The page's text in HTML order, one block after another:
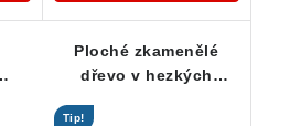
Ploché zkamenělé
dřevo v hezkých
Tip!